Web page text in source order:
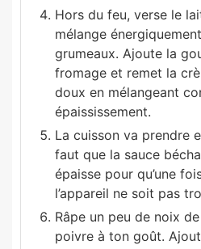
Hors du feu, verse le
mélange
grumeaux. Ajoute la
fromage et remet la
doux en mélangeant
épaississement.
La cuisson va prendre
faut que la sauce
épaisse pour qu’une
l’appareil ne soit pas
Râpe un peu de noix
poivre à ton goût.